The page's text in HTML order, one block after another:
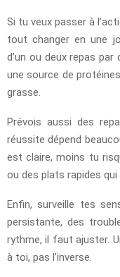
Si tu veux passer à
tout changer en une
d’un ou deux repas
une source de
grasse.
Prévois aussi des
réussite dépend
est claire, moins tu
ou des plats rapides
Enfin, surveille tes
persistante, des
rythme, il faut ajuster.
à toi, pas l’inverse.